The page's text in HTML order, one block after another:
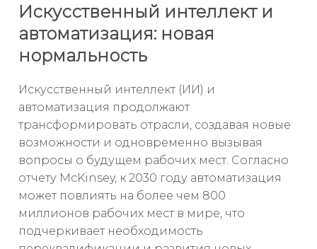
Искусственный интеллект и
автоматизация: новая
нормальность
Искусственный интеллект (ИИ) и
автоматизация продолжают
трансформировать отрасли, создавая новые
возможности и одновременно вызывая
вопросы о будущем рабочих мест. Согласно
отчету McKinsey, к 2030 году автоматизация
может повлиять на более чем 800
миллионов рабочих мест в мире, что
подчеркивает необходимость